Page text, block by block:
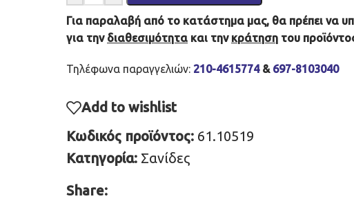
Για παραλαβή από το κατάστημα μας, θα πρέπει να
για την διαθεσιμότητα και την κράτηση του
Τηλέφωνα παραγγελιών: 210-4615774& 697-8103040
Add to wishlist
Κωδικός προϊόντος: 61.10519
Κατηγορία: Σανίδες
Share: